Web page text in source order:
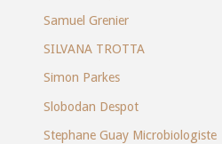
Samuel Grenier
SILVANA TROTTA
Simon Parkes
Slobodan Despot
Stephane Guay Microbiologiste